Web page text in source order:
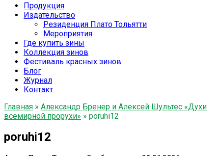
Продукция
Издательство
Резиденция Плато Тольятти
Мероприятия
Где купить зины
Коллекция зинов
Фестиваль красных зинов
Блог
Журнал
Контакт
Главная » Александр Бренер и Алексей Шультес «Духи
всемирной прорухи» » poruhi12
poruhi12